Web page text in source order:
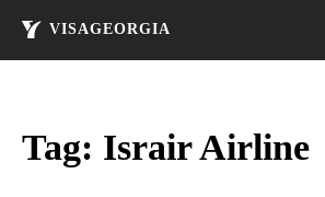
VISAGEORGIA
Tag: Israir Airline